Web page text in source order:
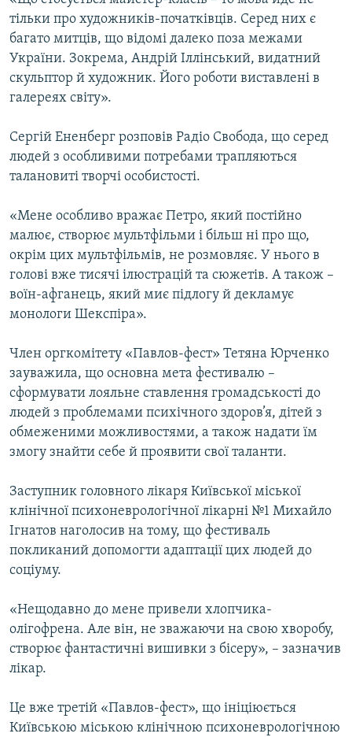
тільки про художників-початківців. Серед них є
багато митців, що відомі далеко поза межами
України. Зокрема, Андрій Іллінський, видатний
скульптор й художник. Його роботи виставлені в
галереях світу».
Сергій Ененберг розповів Радіо Свобода, що серед
людей з особливими потребами трапляються
талановиті творчі особистості.
«Мене особливо вражає Петро, який постійно
малює, створює мультфільми і більш ні про що,
окрім цих мультфільмів, не розмовляє. У нього в
голові вже тисячі ілюстрацій та сюжетів. А також –
воїн-афганець, який миє підлогу й декламує
монологи Шекспіра».
Член оргкомітету «Павлов-фест» Тетяна Юрченко
зауважила, що основна мета фестивалю –
сформувати лояльне ставлення громадськості до
людей з проблемами психічного здоров’я, дітей з
обмеженими можливостями, а також надати їм
змогу знайти себе й проявити свої таланти.
Заступник головного лікаря Київської міської
клінічної психоневрологічної лікарні №1 Михайло
Ігнатов наголосив на тому, що фестиваль
покликаний допомогти адаптації цих людей до
соціуму.
«Нещодавно до мене привели хлопчика-
олігофрена. Але він, не зважаючи на свою хворобу,
створює фантастичні вишивки з бісеру», – зазначив
лікар.
Це вже третій «Павлов-фест», що ініціюється
Київською міською клінічною психоневрологічною